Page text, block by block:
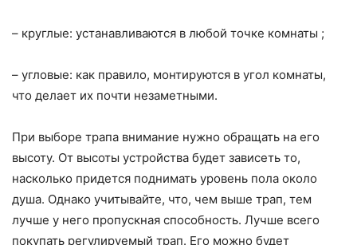
– круглые: устанавливаются в любой точке комнаты ;
– угловые: как правило, монтируются в угол комнаты,
что делает их почти незаметными.
При выборе трапа внимание нужно обращать на его
высоту. От высоты устройства будет зависеть то,
насколько придется поднимать уровень пола около
душа. Однако учитывайте, что, чем выше трап, тем
лучше у него пропускная способность. Лучше всего
покупать регулируемый трап. Его можно будет